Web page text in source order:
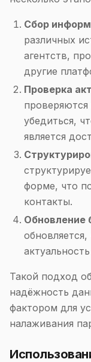
Сбор
различных
агентств,
другие
Проверка
проверяются
убедиться,
является
форме, что
контакты.
Обновление
Такой подход
надёжность
фактором для
налаживания